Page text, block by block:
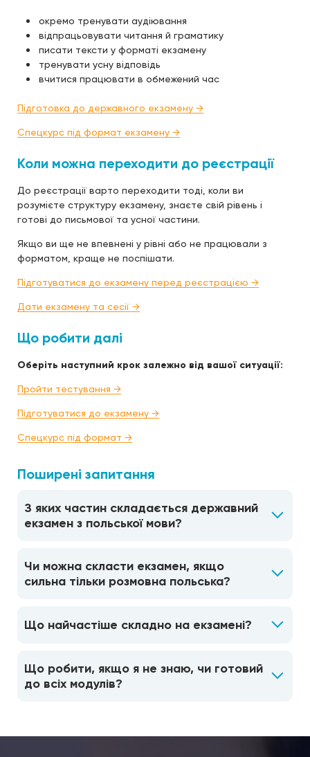
окремо тренувати аудіювання
відпрацьовувати читання й граматику
писати тексти у форматі екзамену
тренувати усну відповідь
вчитися працювати в обмежений час
Підготовка до державного екзамену →
Спецкурс під формат екзамену →
Коли можна переходити до реєстрації
До реєстрації варто переходити тоді, коли ви
розумієте структуру екзамену, знаєте свій рівень і
готові до письмової та усної частини.
Якщо ви ще не впевнені у рівні або не працювали з
форматом, краще не поспішати.
Підготуватися до екзамену перед реєстрацією →
Дати екзамену та сесії →
Що робити далі
Оберіть наступний крок залежно від вашої ситуації:
Пройти тестування →
Підготуватися до екзамену →
Спецкурс під формат →
Поширені запитання
З яких частин складається державний
екзамен з польської мови?
Чи можна скласти екзамен, якщо
сильна тільки розмовна польська?
Що найчастіше складно на екзамені?
Що робити, якщо я не знаю, чи готовий
до всіх модулів?